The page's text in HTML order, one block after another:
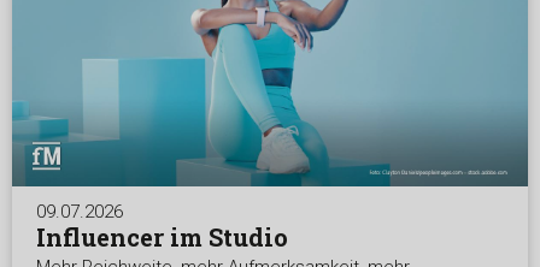
09.07.2026
Influencer im Studio